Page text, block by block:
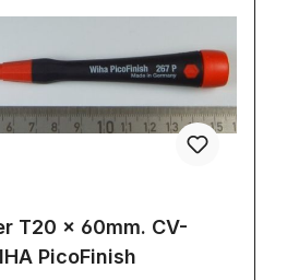
T20 x 60mm. CV-
PicoFinish